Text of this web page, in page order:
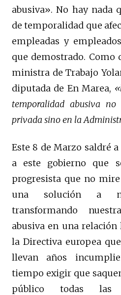
abusiva». No hay nada
de temporalidad que
empleadas y
que demostrado.
ministra de Trabajo
diputada de En Marea,
temporalidad abusiva
privada sino en la
Este 8 de Marzo saldré
a este gobierno que
progresista que no
una solución a
transformando
abusiva en una relación
la Directiva europea
llevan años
tiempo exigir que
público todas las